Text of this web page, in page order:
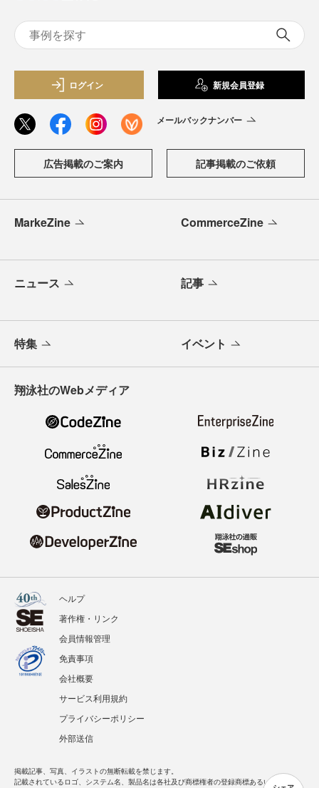
ログイン 新規会員登録
メールバックナンバー
広告掲載のご案内 記事掲載のご依頼
MarkeZine CommerceZine
ニュース 記事
特集 イベント
翔泳社のWebメディア
ヘルプ
著作権・リンク
会員情報管理
免責事項
会社概要
サービス利用規約
プライバシーポリシー
外部送信
掲載記事、写真、イラストの無断転載を禁じます。
記載されているロゴ、システム名、製品名は各社及び商標権者の登録商標あるいは商標で